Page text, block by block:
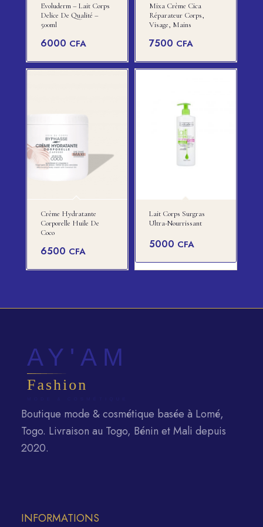
Evoluderm – Lait Corps
Delice De Qualité –
500ml
6000 CFA
Mixa Crème Cica
Réparateur Corps,
Visage, Mains
7500 CFA
Crème Hydratante
Corporelle Huile De
Coco
6500 CFA
Lait Corps Surgras
Ultra-Nourrissant
5000 CFA
Boutique mode & cosmétique basée à Lomé,
Togo. Livraison au Togo, Bénin et Mali depuis
2020.
INFORMATIONS